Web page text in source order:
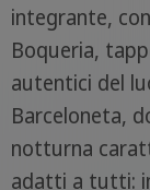
integrante,
Boqueria,
autentici del
Barceloneta,
notturna
adatti a tutti: